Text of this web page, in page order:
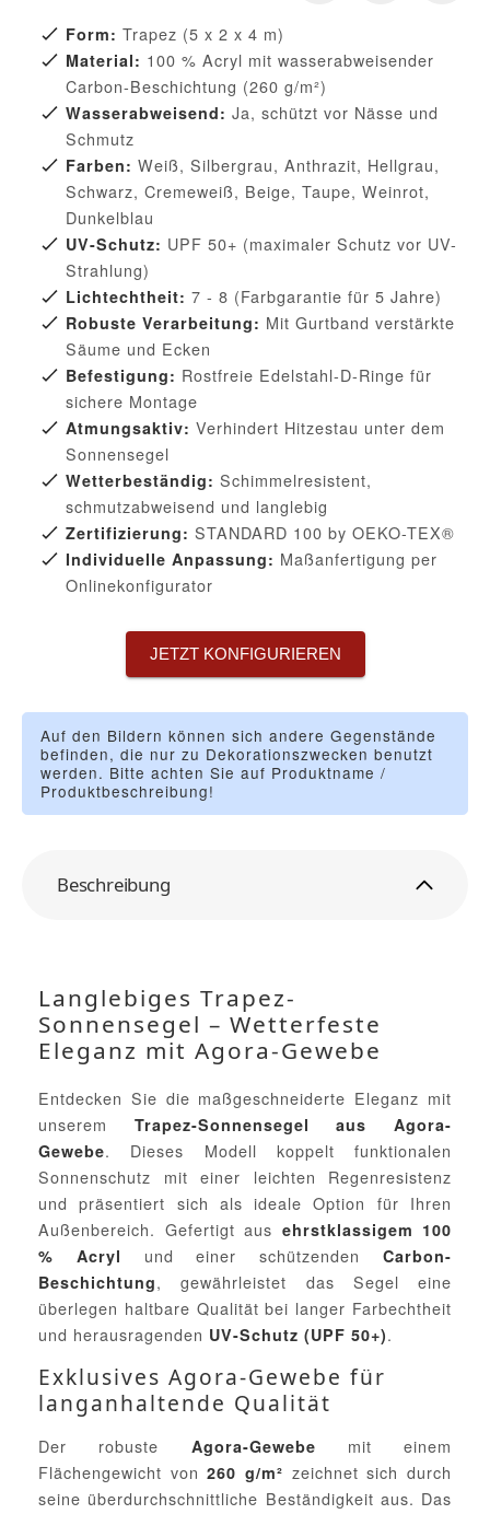
Form: Trapez (5 x 2 x 4 m)
Material: 100 % Acryl mit wasserabweisender
Carbon-Beschichtung (260 g/m²)
Wasserabweisend: Ja, schützt vor Nässe und
Schmutz
Farben: Weiß, Silbergrau, Anthrazit, Hellgrau,
Schwarz, Cremeweiß, Beige, Taupe, Weinrot,
Dunkelblau
UV-Schutz: UPF 50+ (maximaler Schutz vor UV-
Strahlung)
Lichtechtheit: 7 - 8 (Farbgarantie für 5 Jahre)
Robuste Verarbeitung: Mit Gurtband verstärkte
Säume und Ecken
Befestigung: Rostfreie Edelstahl-D-Ringe für
sichere Montage
Atmungsaktiv: Verhindert Hitzestau unter dem
Sonnensegel
Wetterbeständig: Schimmelresistent,
schmutzabweisend und langlebig
Zertifizierung: STANDARD 100 by OEKO-TEX®
Individuelle Anpassung: Maßanfertigung per
Onlinekonfigurator
JETZT KONFIGURIEREN
Auf den Bildern können sich andere Gegenstände
befinden, die nur zu Dekorationszwecken benutzt
werden. Bitte achten Sie auf Produktname /
Produktbeschreibung!
Beschreibung
Langlebiges Trapez-
Sonnensegel – Wetterfeste
Eleganz mit Agora-Gewebe
Entdecken Sie die maßgeschneiderte Eleganz mit
unserem Trapez-Sonnensegel aus Agora-
Gewebe. Dieses Modell koppelt funktionalen
Sonnenschutz mit einer leichten Regenresistenz
und präsentiert sich als ideale Option für Ihren
Außenbereich. Gefertigt aus ehrstklassigem 100
% Acryl
und einer schützendenCarbon-
Beschichtung, gewährleistet das Segel eine
überlegen haltbare Qualität bei langer Farbechtheit
und herausragenden UV-Schutz (UPF 50+).
Exklusives Agora-Gewebe für
langanhaltende Qualität
Der robuste Agora-Gewebe mit einem
Flächengewicht von260 g/m² zeichnet sich durch
seine überdurchschnittliche Beständigkeit aus. Das